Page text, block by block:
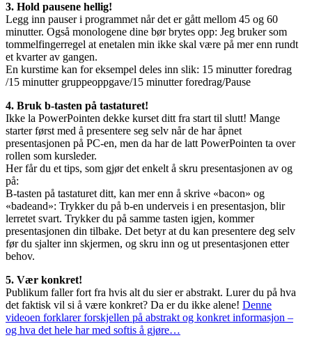
3. Hold pausene hellig!
Legg inn pauser i programmet når det er gått mellom 45 og 60
minutter. Også monologene dine bør brytes opp: Jeg bruker som
tommelfingerregel at enetalen min ikke skal være på mer enn rundt
et kvarter av gangen.
En kurstime kan for eksempel deles inn slik: 15 minutter foredrag
/15 minutter gruppeoppgave/15 minutter foredrag/Pause
4. Bruk b-tasten på tastaturet!
Ikke la PowerPointen dekke kurset ditt fra start til slutt! Mange
starter først med å presentere seg selv når de har åpnet
presentasjonen på PC-en, men da har de latt PowerPointen ta over
rollen som kursleder.
Her får du et tips, som gjør det enkelt å skru presentasjonen av og
på:
B-tasten på tastaturet ditt, kan mer enn å skrive «bacon» og
«badeand»: Trykker du på b-en underveis i en presentasjon, blir
lerretet svart. Trykker du på samme tasten igjen, kommer
presentasjonen din tilbake. Det betyr at du kan presentere deg selv
før du sjalter inn skjermen, og skru inn og ut presentasjonen etter
behov.
5. Vær konkret!
Publikum faller fort fra hvis alt du sier er abstrakt. Lurer du på hva
det faktisk vil si å være konkret? Da er du ikke alene! Denne
videoen forklarer forskjellen på abstrakt og konkret informasjon –
og hva det hele har med softis å gjøre…